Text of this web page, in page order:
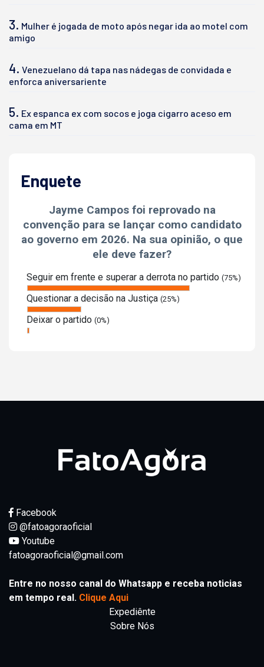
3. Mulher é jogada de moto após negar ida ao motel com
amigo
4. Venezuelano dá tapa nas nádegas de convidada e
enforca aniversariente
5. Ex espanca ex com socos e joga cigarro aceso em
cama em MT
Enquete
Jayme Campos foi reprovado na
convenção para se lançar como candidato
ao governo em 2026. Na sua opinião, o que
ele deve fazer?
Seguir em frente e superar a derrota no partido (75%)
Questionar a decisão na Justiça (25%)
Deixar o partido (0%)
Facebook
@fatoagoraoficial
Youtube
fatoagoraoficial@gmail.com
Entre no nosso canal do Whatsapp e receba noticias
em tempo real. Clique Aqui
Expediênte
Sobre Nós